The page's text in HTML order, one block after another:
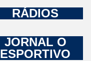
RÁDIOS
JORNAL O
ESPORTIVO